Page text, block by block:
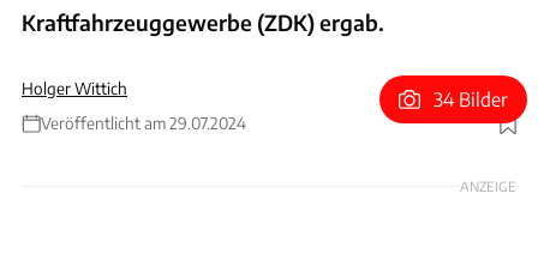
Kraftfahrzeuggewerbe (ZDK) ergab.
Holger Wittich
Veröffentlicht am 29.07.2024
Foto: bluecinema via Getty Images
34 Bilder
ANZEIGE